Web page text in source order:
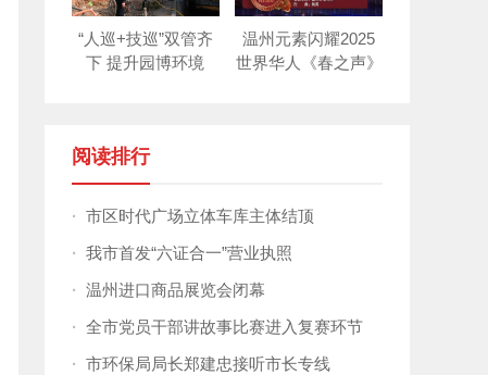
“人巡+技巡”双管齐
下 提升园博环境
温州元素闪耀2025
世界华人《春之声》
阅读排行
· 市区时代广场立体车库主体结顶
· 我市首发“六证合一”营业执照
· 温州进口商品展览会闭幕
· 全市党员干部讲故事比赛进入复赛环节
· 市环保局局长郑建忠接听市长专线